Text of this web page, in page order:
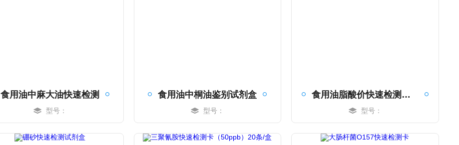
食用油中麻大油快速检测
型号：
食用油中桐油鉴别试剂盒
型号：
食用油脂酸价快速检测试纸
型号：